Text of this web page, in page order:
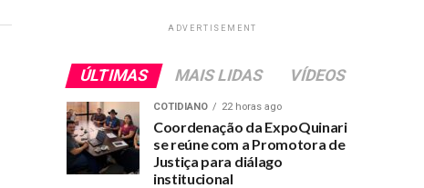
ADVERTISEMENT
ÚLTIMAS MAIS LIDAS VÍDEOS
COTIDIANO 22 horas ago
Coordenação da ExpoQuinari
se reúne com a Promotora de
Justiça para diálago
institucional